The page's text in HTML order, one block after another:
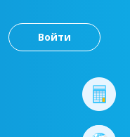
Войти